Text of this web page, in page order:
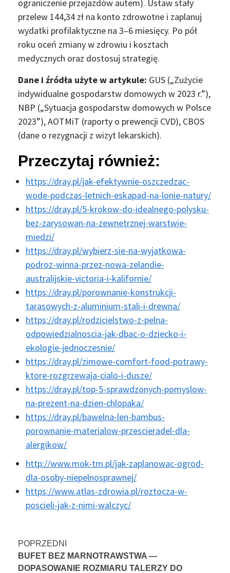
ograniczenie przejazdów autem). Ustaw stały
przelew 144,34 zł na konto zdrowotne i zaplanuj
wydatki profilaktyczne na 3–6 miesięcy. Po pół
roku oceń zmiany w zdrowiu i kosztach
medycznych oraz dostosuj strategię.
Dane i źródła użyte w artykule: GUS („Zużycie
indywidualne gospodarstw domowych w 2023 r.”),
NBP („Sytuacja gospodarstw domowych w Polsce
2023”), AOTMiT (raporty o prewencji CVD), CBOS
(dane o rezygnacji z wizyt lekarskich).
Przeczytaj również:
https://dray.pl/jak-efektywnie-oszczedzac-
wode-podczas-letnich-eskapad-na-lonie-natury/
https://dray.pl/5-krokow-do-idealnego-polysku-
bez-zarysowan-na-zewnetrznej-warstwie-
miedzi/
https://dray.pl/wybierz-sie-na-wyjatkowa-
podroz-winna-przez-nowa-zelandie-
australijskie-victoria-i-kalifornie/
https://dray.pl/porownanie-konstrukcji-
tarasowych-z-aluminium-stali-i-drewna/
https://dray.pl/rodzicielstwo-z-pelna-
odpowiedzialnoscia-jak-dbac-o-dziecko-i-
ekologie-jednoczesnie/
https://dray.pl/zimowe-comfort-food-potrawy-
ktore-rozgrzewaja-cialo-i-dusze/
https://dray.pl/top-5-sprawdzonych-pomyslow-
na-prezent-na-dzien-chlopaka/
https://dray.pl/bawelna-len-bambus-
porownanie-materialow-przescieradel-dla-
alergikow/
http://www.mok-tm.pl/jak-zaplanowac-ogrod-
dla-osoby-niepelnosprawnej/
https://www.atlas-zdrowia.pl/roztocza-w-
poscieli-jak-z-nimi-walczyc/
Nawigacja
wpisu
POPRZEDNI
BUFET BEZ MARNOTRAWSTWA —
DOPASOWANIE ROZMIARU TALERZY DO